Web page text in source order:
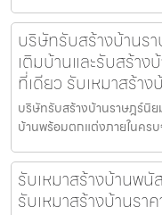
บริษัทรับสร้างบ้านร
เติมบ้านและรับสร้า
ที่เดียว รับเหมาสร้า
บริษัทรับสร้างบ้านราษฎร์นิย
บ้านพร้อมตกแต่งภายในครบ
รับเหมาสร้างบ้านพ
รับเหมาสร้างบ้านรา